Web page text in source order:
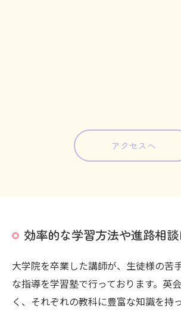
アクセスへ
効率的な学習方法や進路相
大学院を卒業した講師が、生徒様の苦
な指導を学習塾で行っております。英
く、それぞれの教科に豊富な知識を持